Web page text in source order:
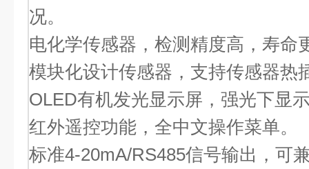
况。
电化学传感器，检测精度高，寿命
模块化设计传感器，支持传感器热
OLED有机发光显示屏，强光下显
红外遥控功能，全中文操作菜单。
标准4-20mA/RS485信号输出，可